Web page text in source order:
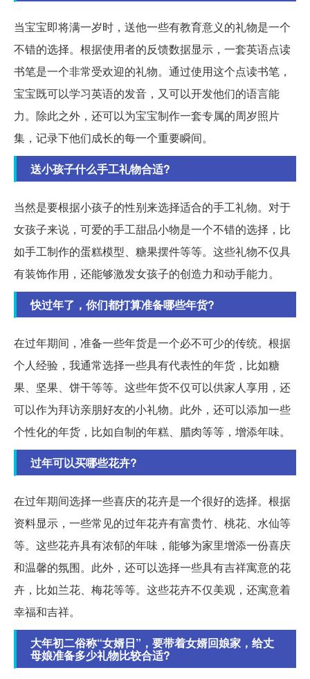
当宝宝即将满一岁时，送他一些有教育意义的礼物是一个
不错的选择。根据使用者的反馈数据显示，一套英语点读
书笔是一个非常受欢迎的礼物。通过使用这个点读书笔，
宝宝既可以学习英语的发音，又可以开发他们的语言能
力。除此之外，还可以为宝宝制作一套专属的周岁照片
集，记录下他们成长的每一个重要瞬间。
送小孩子什么手工礼物合适?
当然是要根据小孩子的性别来选择适合的手工礼物。对于
女孩子来说，可爱的手工甜品小物是一个不错的选择，比
如手工制作的蛋糕模型、糖果摆件等等。这些礼物不仅具
有装饰作用，还能够激发女孩子的创造力和动手能力。
快过年了，你们都打算准备哪些年货?
在过年期间，准备一些年货是一个必不可少的传统。根据
个人经验，我通常选择一些具有代表性的年货，比如糖
果、坚果、饼干等等。这些年货不仅可以供家人享用，还
可以作为拜访亲朋好友的小礼物。此外，还可以添加一些
个性化的年货，比如自制的年糕、腊肉等等，增添年味。
过年可以买哪些花卉?
在过年期间选择一些喜庆的花卉是一个很好的选择。根据
资料显示，一些常见的过年花卉有富贵竹、桃花、水仙等
等。这些花卉具有浓郁的年味，能够为家里增添一份喜庆
和温馨的氛围。此外，还可以选择一些具有吉祥寓意的花
卉，比如兰花、梅花等等。这些花卉不仅美观，还寓意着
幸福和吉祥。
大年初二俗称“女婿日”，要带着女婿回娘家，给丈
母娘准备多少礼物比较合适?